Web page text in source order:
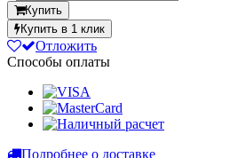
Купить
Купить в 1 клик
Отложить
Способы оплаты
Подробнее о доставке